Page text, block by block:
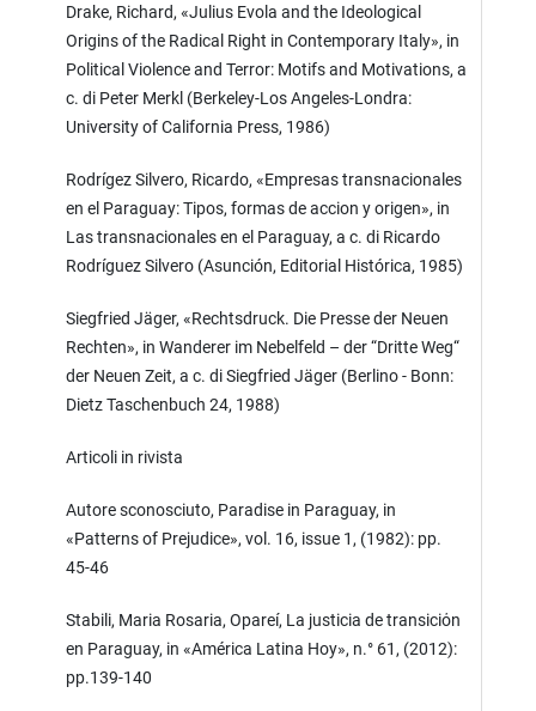
Drake, Richard, «Julius Evola and the Ideological
Origins of the Radical Right in Contemporary Italy», in
Political Violence and Terror: Motifs and Motivations, a
c. di Peter Merkl (Berkeley-Los Angeles-Londra:
University of California Press, 1986)
Rodrígez Silvero, Ricardo, «Empresas transnacionales
en el Paraguay: Tipos, formas de accion y origen», in
Las transnacionales en el Paraguay, a c. di Ricardo
Rodríguez Silvero (Asunción, Editorial Histórica, 1985)
Siegfried Jäger, «Rechtsdruck. Die Presse der Neuen
Rechten», in Wanderer im Nebelfeld – der “Dritte Weg“
der Neuen Zeit, a c. di Siegfried Jäger (Berlino - Bonn:
Dietz Taschenbuch 24, 1988)
Articoli in rivista
Autore sconosciuto, Paradise in Paraguay, in
«Patterns of Prejudice», vol. 16, issue 1, (1982): pp.
45-46
Stabili, Maria Rosaria, Opareí, La justicia de transiciόn
en Paraguay, in «América Latina Hoy», n.° 61, (2012):
pp.139-140